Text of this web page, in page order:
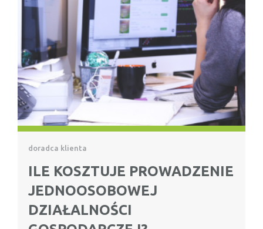
doradca klienta
ILE KOSZTUJE PROWADZENIE
JEDNOOSOBOWEJ
DZIAŁALNOŚCI